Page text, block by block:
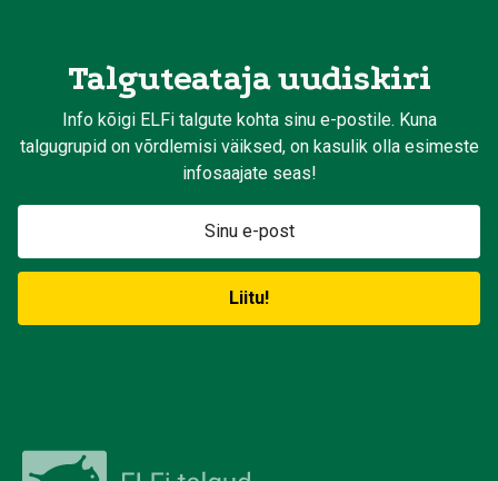
Talguteataja uudiskiri
Info kõigi ELFi talgute kohta sinu e-postile. Kuna
talgugrupid on võrdlemisi väiksed, on kasulik olla esimeste
infosaajate seas!